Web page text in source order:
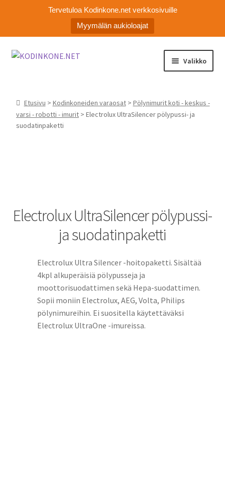
Tervetuloa Kodinkone.net verkkosivuille
Myymälän aukioloajat
Siirry
Siirry
Valikko
tason
Ota yhteyttä
Etusivu > Kodinkoneiden varaosat> Pölynimurit koti - keskus -
varsi - robotti - imurit > Electrolux UltraSilencer pölypussi- ja
suodatinpaketti
Electrolux UltraSilencer pölypussi-
ja suodatinpaketti
Electrolux Ultra Silencer -hoitopaketti. Sisältää
4kpl alkuperäisiä pölypusseja ja
moottorisuodattimen sekä Hepa-suodattimen.
Sopii moniin Electrolux, AEG, Volta, Philips
pölynimureihin. Ei suositella käytettäväksi
Electrolux UltraOne -imureissa.